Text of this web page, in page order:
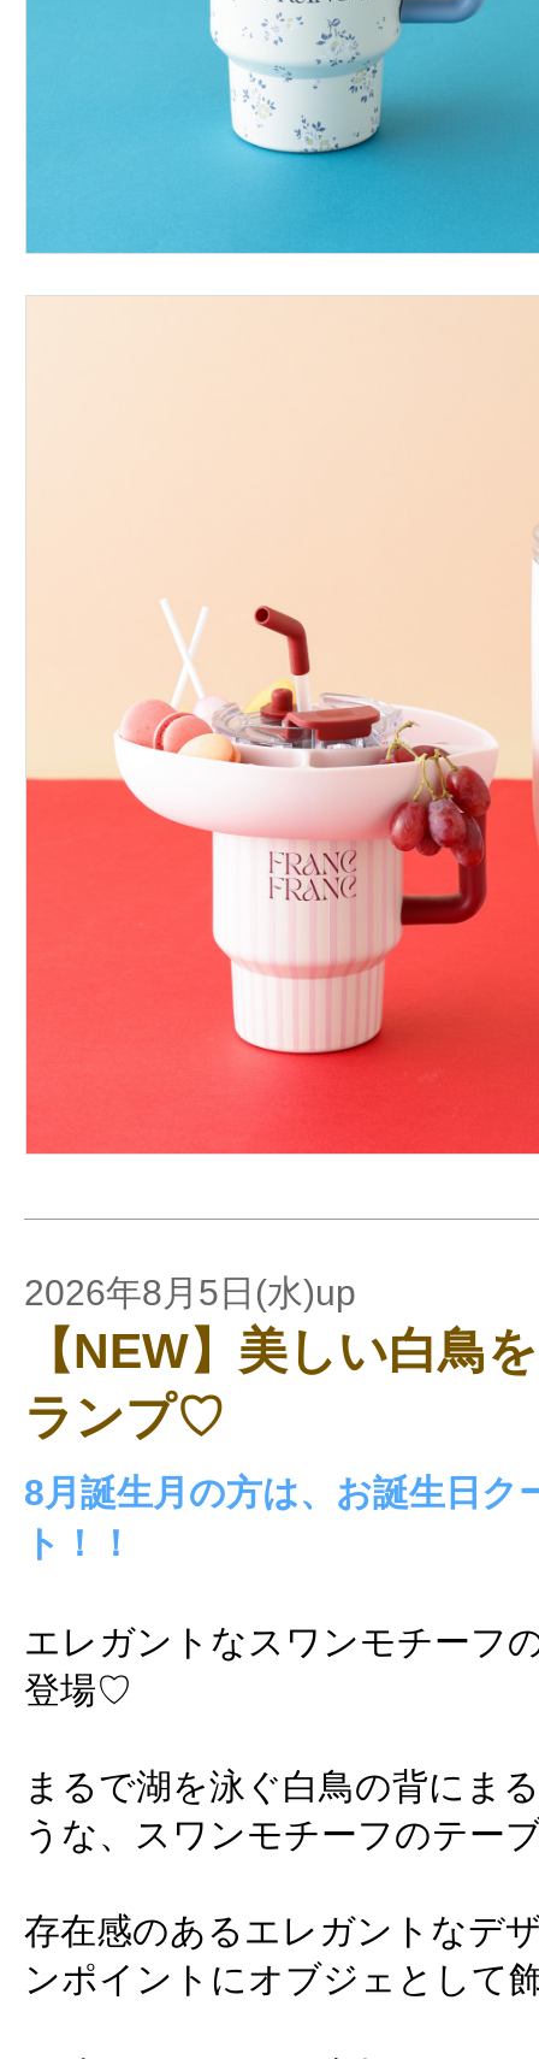
2026年8月5日(水)up
【NEW】美しい白鳥
ランプ♡
8月誕生月の方は、お誕生日ク
ト！！
エレガントなスワンモチーフ
登場♡
まるで湖を泳ぐ白鳥の背にま
うな、スワンモチーフのテー
存在感のあるエレガントなデ
ンポイントにオブジェとして